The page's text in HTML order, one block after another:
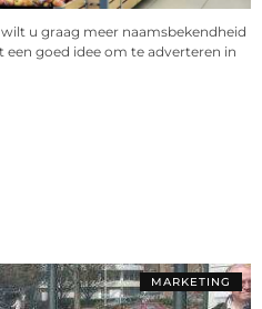
u graag meer naamsbekendheid
goed idee om te adverteren in
MARKETING